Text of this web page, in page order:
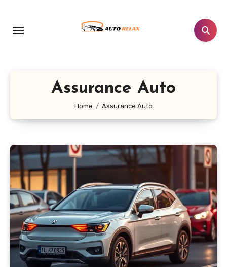
contenu
Assurance Auto
Home Assurance Auto